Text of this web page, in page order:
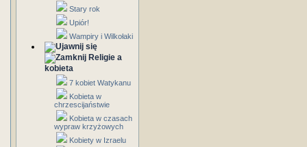
Stary rok
Upiór!
Wampiry i Wilkołaki
Religie a
kobieta
7 kobiet Watykanu
Kobieta w
chrzescijaństwie
Kobieta w czasach
wypraw krzyżowych
Kobiety w Izraelu